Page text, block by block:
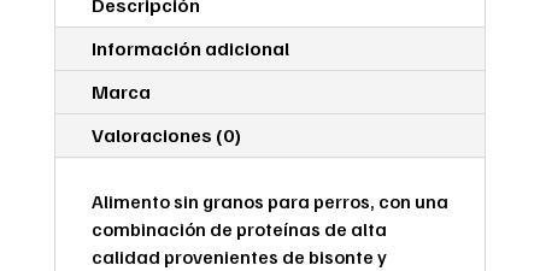
Descripción
Información adicional
Marca
Valoraciones (0)
Alimento sin granos para perros, con una
combinación de proteínas de alta
calidad provenientes de bisonte y